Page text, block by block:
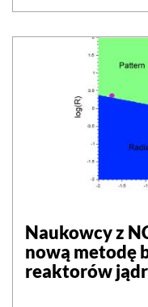
Naukowcy z
nową metodę
reaktorów